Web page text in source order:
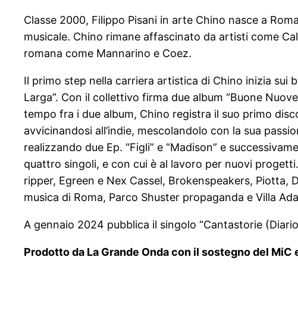
Classe 2000, Filippo Pisani in arte Chino nasce a
musicale. Chino rimane affascinato da artisti come
romana come Mannarino e Coez.
Il primo step nella carriera artistica di Chino inizia sui
Larga”. Con il collettivo firma due album “Buone
tempo fra i due album, Chino registra il suo primo
avvicinandosi all’indie, mescolandolo con la sua
realizzando due Ep. “Figli” e “Madison” e
quattro singoli, e con cui è al lavoro per nuovi
ripper, Egreen e Nex Cassel, Brokenspeakers,
musica di Roma, Parco Shuster propaganda e Villa
A gennaio 2024 pubblica il singolo “Cantastorie
Prodotto da La Grande Onda con il sostegno del MiC